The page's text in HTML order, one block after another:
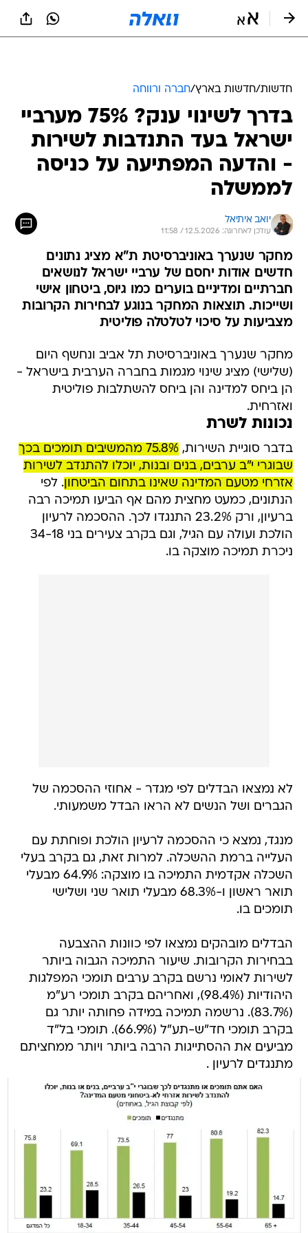
חדשות/חדשות בארץ/חברה ורווחה
בדרך לשינוי ענק? 75% מערביי
ישראל בעד התנדבות לשירות
- והדעה המפתיעה על כניסה
לממשלה
יואב איתיאל
עודכן לאחרונה: 12.5.2026 / 11:58
מחקר שנערך באוניברסיטת ת"א מציג נתונים
חדשים אודות יחסם של ערביי ישראל לנושאים
חברתיים ומדיניים בוערים כמו גיוס, ביטחון אישי
ושייכות. תוצאות המחקר בנוגע לבחירות הקרובות
מצביעות על סיכוי לטלטלה פוליטית
מחקר שנערך באוניברסיטת תל אביב ונחשף היום
(שלישי) מציג שינוי מגמות בחברה הערבית בישראל -
הן ביחס למדינה והן ביחס להשתלבות פוליטית
ואזרחית.
נכונות לשרת
בדבר סוגיית השירות,
75.8% מהמשיבים תומכים בכך
שבוגרי י"ב ערבים, בנים ובנות, יוכלו להתנדב לשירות
אזרחי מטעם המדינה שאינו בתחום הביטחון. לפי
הנתונים, כמעט מחצית מהם אף הביעו תמיכה רבה
ברעיון, ורק 23.2% התנגדו לכך. ההסכמה לרעיון
הולכת ועולה עם הגיל, וגם בקרב צעירים בני 34-18
ניכרת תמיכה מוצקה בו.
לא נמצאו הבדלים לפי מגדר - אחוזי ההסכמה של
הגברים ושל הנשים לא הראו הבדל משמעותי.
מנגד, נמצא כי ההסכמה לרעיון הולכת ופוחתת עם
העלייה ברמת ההשכלה. למרות זאת, גם בקרב בעלי
השכלה אקדמית התמיכה בו מוצקה: 64.9% מבעלי
תואר ראשון ו-68.3% מבעלי תואר שני ושלישי
תומכים בו.
הבדלים מובהקים נמצאו לפי כוונות ההצבעה
בבחירות הקרובות. שיעור התמיכה הגבוה ביותר
לשירות לאומי נרשם בקרב ערבים תומכי המפלגות
היהודיות (98.4%), ואחריהם בקרב תומכי רע"מ
(83.7%). נרשמה תמיכה במידה פחותה יותר גם
בקרב תומכי חד"ש-תע"ל (66.9%). תומכי בל"ד
מביעים את ההסתייגות הרבה ביותר ויותר ממחציתם
מתנגדים לרעיון .